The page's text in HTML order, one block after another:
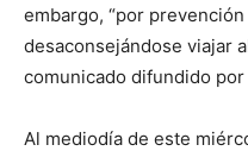
embargo, “por
desaconsejándose viajar
comunicado difundido
Al mediodía de este